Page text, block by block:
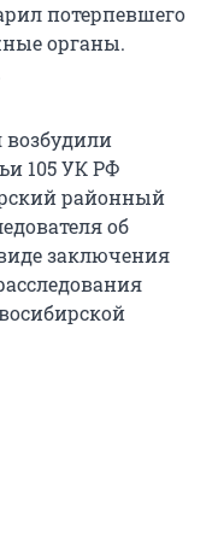
потерпевшего
органы.
возбудили
105 УК РФ
районный
об
заключения